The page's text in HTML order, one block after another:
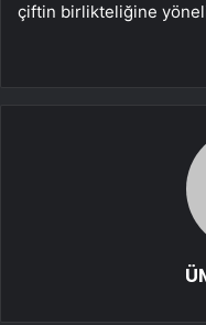
çiftin birlikteliğine